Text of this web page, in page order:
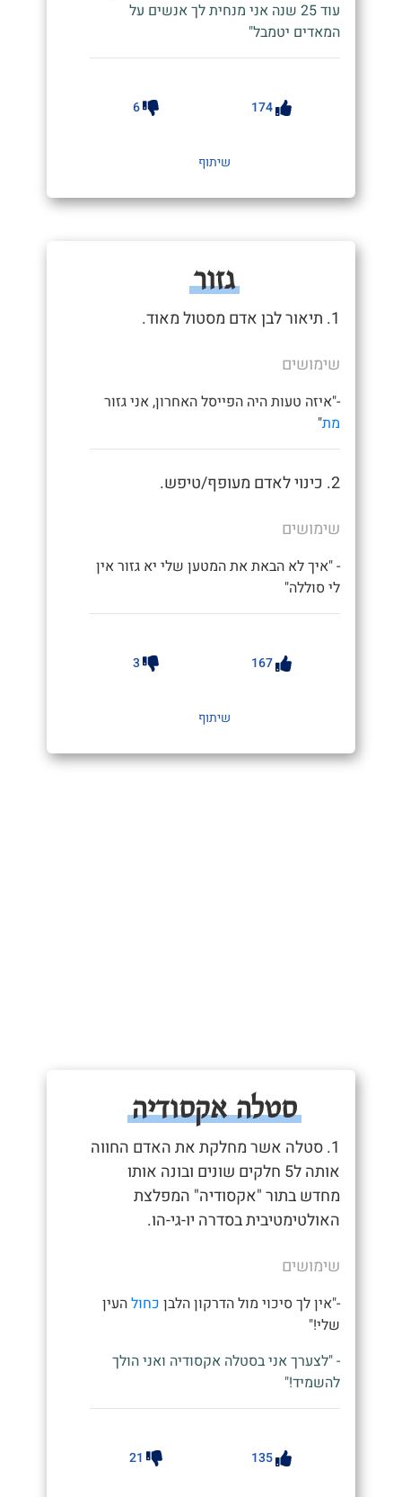
עוד 25 שנה אני מנחית לך אנשים על
המאדים יטמבל"
174
6
שיתוף
גזור
1. תיאור לבן אדם מסטול מאוד.
שימושים
-"איזה טעות היה הפייסל האחרון, אני גזור
מת"
2. כינוי לאדם מעופף/טיפש.
שימושים
- "איך לא הבאת את המטען שלי יא גזור אין
לי סוללה"
167
3
שיתוף
סטלה אקסודיה
1. סטלה אשר מחלקת את האדם החווה
אותה ל5 חלקים שונים ובונה אותו
מחדש בתור "אקסודיה" המפלצת
האולטימטיבית בסדרה יו-גי-הו.
שימושים
-"אין לך סיכוי מול הדרקון הלבן כחולהעין
שלי!"
- "לצערך אני בסטלה אקסודיה ואני הולך
להשמיד!"
135
21